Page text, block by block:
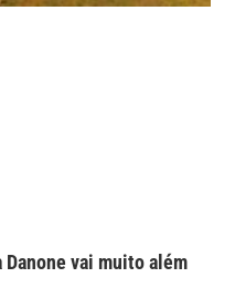
Danone vai muito além